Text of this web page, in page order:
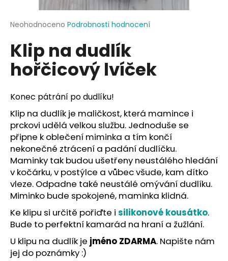
Průměrné
produktu
je
0,0
hvězdiček.
Neohodnoceno Podrobnosti hodnocení
Klip na dudlík
hořčicový lvíček
Konec pátrání po dudlíku!
Klip na dudlík je maličkost, která mamince i
prckovi udělá velkou službu. Jednoduše se
připne k oblečení miminka a tím končí
nekonečné ztrácení a padání dudlíčku.
Maminky tak budou ušetřeny neustálého hledání
v kočárku, v postýlce a vůbec všude, kam dítko
vleze. Odpadne také neustálé omývání dudlíku.
Miminko bude spokojené, maminka klidná.
Ke klipu si určitě pořiďte i silikonové kousátko.
Bude to perfektní kamarád na hraní a žužlání.
U klipu na dudlík je jméno ZDARMA. Napište nám
jej do poznámky :)
j
t
?
HLEDAT
D
o
p
o
r
u
č
u
j